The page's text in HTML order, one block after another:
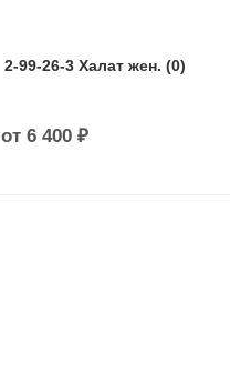
2-99-26-3 Халат жен. (0)
от 6 400 ₽